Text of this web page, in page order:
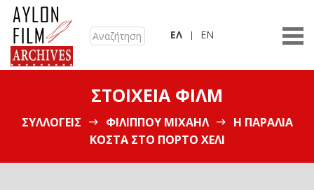
ΕΛ EN
ΣΤΟΙΧΕΊΑ ΦΙΛΜ
ΣΥΛΛΟΓΕΊΣ ΦΙΛΊΠΠΟΥ ΜΙΧΑΉΛ
Η ΠΑΡΑΛΊΑ
ΚΌΣΤΑ ΣΤΟ ΠΌΡΤΟ ΧΈΛΙ